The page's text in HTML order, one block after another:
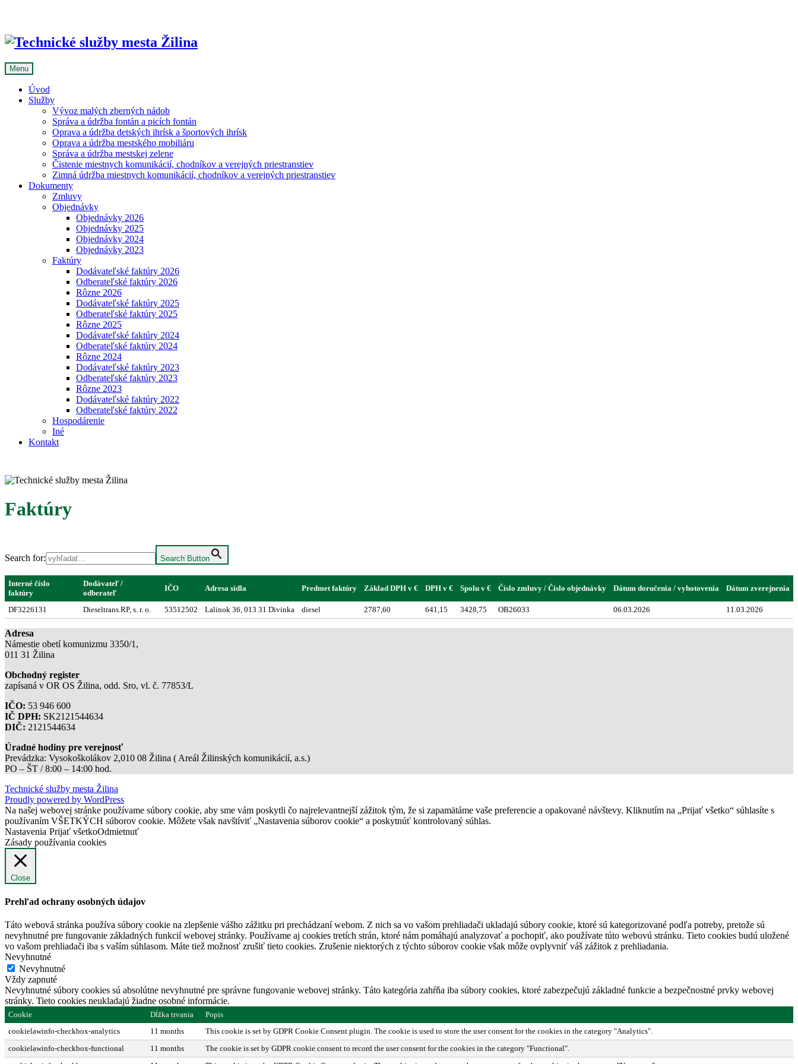
Menu
Úvod
Služby
Vývoz malých zberných nádob
Správa a údržba fontán a picích fontán
Oprava a údržba detských ihrísk a športových ihrísk
Oprava a údržba mestského mobiliáru
Správa a údržba mestskej zelene
Čistenie miestnych komunikácií, chodníkov a verejných priestranstiev
Zimná údržba miestnych komunikácií, chodníkov a verejných priestranstiev
Dokumenty
Zmluvy
Objednávky
Objednávky 2026
Objednávky 2025
Objednávky 2024
Objednávky 2023
Faktúry
Dodávateľské faktúry 2026
Odberateľské faktúry 2026
Rôzne 2026
Dodávateľské faktúry 2025
Odberateľské faktúry 2025
Rôzne 2025
Dodávateľské faktúry 2024
Odberateľské faktúry 2024
Rôzne 2024
Dodávateľské faktúry 2023
Odberateľské faktúry 2023
Rôzne 2023
Dodávateľské faktúry 2022
Odberateľské faktúry 2022
Hospodárenie
Iné
Kontakt
Faktúry
Search for: Search Button
Interné číslo
faktúry
Dodávateľ /
odberateľ
IČO Adresa sídla Predmet faktúry Základ DPH v € DPH v € Spolu v € Číslo zmluvy / Číslo objednávky Dátum doručenia / vyhotovenia Dátum zverejnenia
DF3226131 Dieseltrans.RP, s. r. o. 53512502 Lalinok 36, 013 31 Divinka diesel 2787,60 641,15 3428,75 OB26033 06.03.2026 11.03.2026
Adresa
Námestie obetí komunizmu 3350/1,
011 31 Žilina
Obchodný register
zapísaná v OR OS Žilina, odd. Sro, vl. č. 77853/L
IČO: 53 946 600
IČ DPH: SK2121544634
DIČ: 2121544634
Úradné hodiny pre verejnosť
Prevádzka: Vysokoškolákov 2,010 08 Žilina ( Areál Žilinských komunikácií, a.s.)
PO – ŠT / 8:00 – 14:00 hod.
Technické služby mesta Žilina
Proudly powered by WordPress
Na našej webovej stránke používame súbory cookie, aby sme vám poskytli čo najrelevantnejší zážitok tým, že si zapamätáme vaše preferencie a opakované návštevy. Kliknutím na „Prijať všetko“ súhlasíte s
používaním VŠETKÝCH súborov cookie. Môžete však navštíviť „Nastavenia súborov cookie“ a poskytnúť kontrolovaný súhlas.
Nastavenia Prijať všetkoOdmietnuť
Zásady používania cookies
Close
Prehľad ochrany osobných údajov
Táto webová stránka používa súbory cookie na zlepšenie vášho zážitku pri prechádzaní webom. Z nich sa vo vašom prehliadači ukladajú súbory cookie, ktoré sú kategorizované podľa potreby, pretože sú
nevyhnutné pre fungovanie základných funkcií webovej stránky. Používame aj cookies tretích strán, ktoré nám pomáhajú analyzovať a pochopiť, ako používate túto webovú stránku. Tieto cookies budú uložené
vo vašom prehliadači iba s vaším súhlasom. Máte tiež možnosť zrušiť tieto cookies. Zrušenie niektorých z týchto súborov cookie však môže ovplyvniť váš zážitok z prehliadania.
Nevyhnutné
Nevyhnutné
Vždy zapnuté
Nevyhnutné súbory cookies sú absolútne nevyhnutné pre správne fungovanie webovej stránky. Táto kategória zahŕňa iba súbory cookies, ktoré zabezpečujú základné funkcie a bezpečnostné prvky webovej
stránky. Tieto cookies neukladajú žiadne osobné informácie.
Cookie Dĺžka trvania
Popis
cookielawinfo-checkbox-analytics
11 months
This cookie is set by GDPR Cookie Consent plugin. The cookie is used to store the user consent for the cookies in the category "Analytics".
cookielawinfo-checkbox-functional
11 months
The cookie is set by GDPR cookie consent to record the user consent for the cookies in the category "Functional".